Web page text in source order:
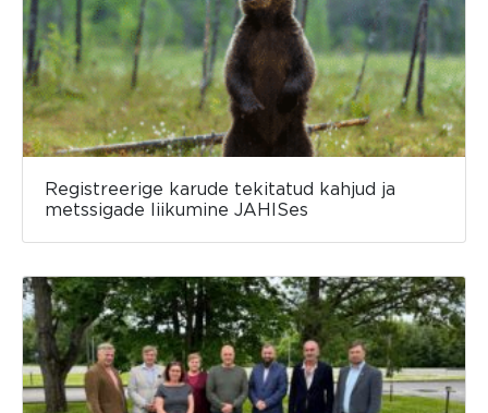
Registreerige karude tekitatud kahjud ja
metssigade liikumine JAHISes